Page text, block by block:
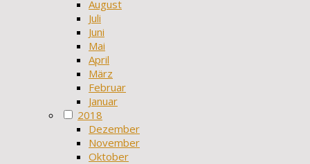
August
Juli
Juni
Mai
April
März
Februar
Januar
2018
Dezember
November
Oktober